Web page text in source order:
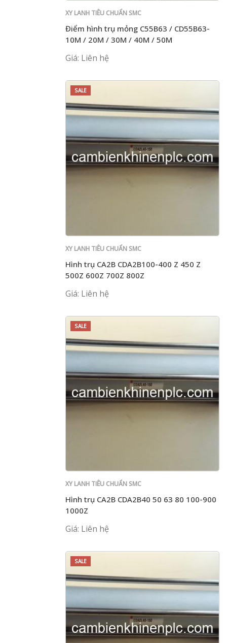
XY LANH TIÊU CHUẨN SMC
Điểm hình trụ mỏng C55B63 / CD55B63-
10M / 20M / 30M / 40M / 50M
Giá: Liên hệ
SALE
XY LANH TIÊU CHUẨN SMC
Hình trụ CA2B CDA2B100-400 Z 450 Z
500Z 600Z 700Z 800Z
Giá: Liên hệ
SALE
XY LANH TIÊU CHUẨN SMC
Hình trụ CA2B CDA2B40 50 63 80 100-900
1000Z
Giá: Liên hệ
SALE